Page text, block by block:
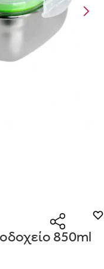
850ml
το είδος με τη
τουλάχιστον
στο καλάθι, αν
σήμανση.